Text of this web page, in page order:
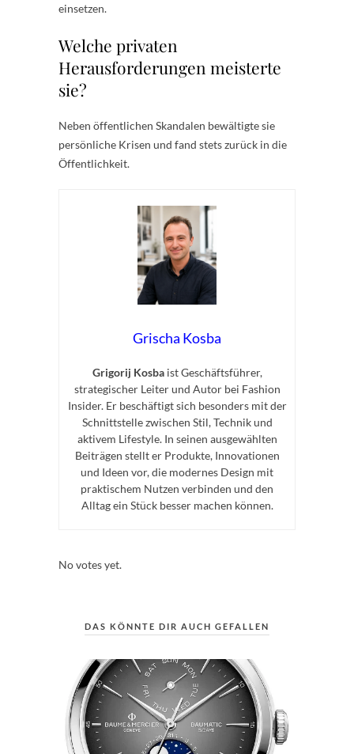
einsetzen.
Welche privaten
Herausforderungen meisterte
sie?
Neben öffentlichen Skandalen bewältigte sie
persönliche Krisen und fand stets zurück in die
Öffentlichkeit.
Grischa Kosba
Grigorij Kosbaist Geschäftsführer,
strategischer Leiter und Autor bei Fashion
Insider. Er beschäftigt sich besonders mit der
Schnittstelle zwischen Stil, Technik und
aktivem Lifestyle. In seinen ausgewählten
Beiträgen stellt er Produkte, Innovationen
und Ideen vor, die modernes Design mit
praktischem Nutzen verbinden und den
Alltag ein Stück besser machen können.
No votes yet.
DAS KÖNNTE DIR AUCH GEFALLEN